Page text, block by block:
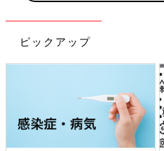
ピックアップ